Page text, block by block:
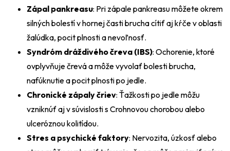
Zápal pankreasu: Pri zápale pankreasu môžete okrem
silných bolestí v hornej časti brucha cítiť aj kŕče v oblasti
žalúdka, pocit plnosti a nevoľnosť.
Syndróm dráždivého čreva (IBS): Ochorenie, ktoré
ovplyvňuje črevá a môže vyvolať bolesti brucha,
nafúknutie a pocit plnosti po jedle.
Chronické zápaly čriev: Ťažkosti po jedle môžu
vzniknúť aj v súvislosti s Crohnovou chorobou alebo
ulceróznou kolitídou.
Stres a psychické faktory: Nervozita, úzkosť alebo